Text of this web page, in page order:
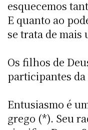
esquecemos
E quanto ao
se trata de mais
Os filhos de
participantes
Entusiasmo é
grego (*). Seu